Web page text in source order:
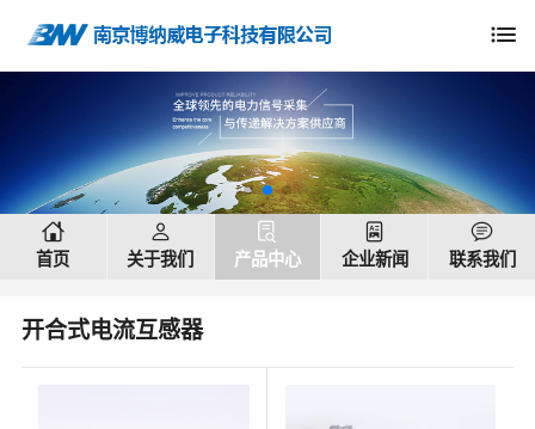
menu
house
首页
person
关于我们
doc_text_search
产品中心
doc_richtext
企业新闻
chat_bubble_text
联系我们
开合式电流互感器